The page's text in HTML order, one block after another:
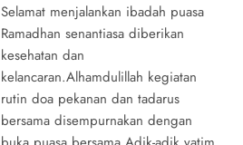
Selamat menjalankan ibadah puasa
Ramadhan senantiasa diberikan
kesehatan dan
kelancaran.Alhamdulillah kegiatan
rutin doa pekanan dan tadarus
bersama disempurnakan dengan